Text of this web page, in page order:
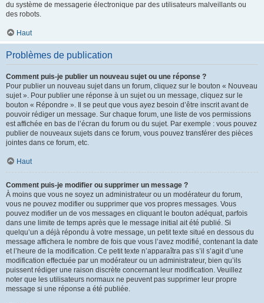
du système de messagerie électronique par des utilisateurs malveillants ou
des robots.
Haut
Problèmes de publication
Comment puis-je publier un nouveau sujet ou une réponse ?
Pour publier un nouveau sujet dans un forum, cliquez sur le bouton « Nouveau
sujet ». Pour publier une réponse à un sujet ou un message, cliquez sur le
bouton « Répondre ». Il se peut que vous ayez besoin d’être inscrit avant de
pouvoir rédiger un message. Sur chaque forum, une liste de vos permissions
est affichée en bas de l’écran du forum ou du sujet. Par exemple : vous pouvez
publier de nouveaux sujets dans ce forum, vous pouvez transférer des pièces
jointes dans ce forum, etc.
Haut
Comment puis-je modifier ou supprimer un message ?
À moins que vous ne soyez un administrateur ou un modérateur du forum,
vous ne pouvez modifier ou supprimer que vos propres messages. Vous
pouvez modifier un de vos messages en cliquant le bouton adéquat, parfois
dans une limite de temps après que le message initial ait été publié. Si
quelqu’un a déjà répondu à votre message, un petit texte situé en dessous du
message affichera le nombre de fois que vous l’avez modifié, contenant la date
et l’heure de la modification. Ce petit texte n’apparaîtra pas s’il s’agit d’une
modification effectuée par un modérateur ou un administrateur, bien qu’ils
puissent rédiger une raison discrète concernant leur modification. Veuillez
noter que les utilisateurs normaux ne peuvent pas supprimer leur propre
message si une réponse a été publiée.